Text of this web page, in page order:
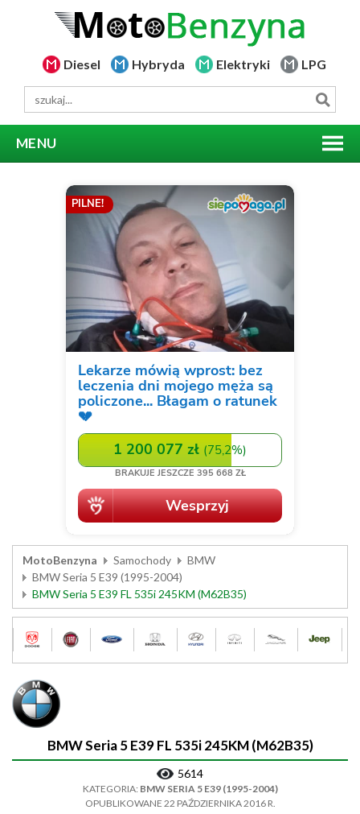
Diesel Hybryda Elektryki LPG
MENU
MotoBenzyna Samochody
BMW
BMW Seria 5 E39 (1995-2004)
BMW Seria 5 E39 FL 535i 245KM (M62B35)
BMW Seria 5 E39 FL 535i 245KM (M62B35)
5614
KATEGORIA: BMW SERIA 5 E39 (1995-2004)
OPUBLIKOWANE 22 PAŹDZIERNIKA 2016 R.